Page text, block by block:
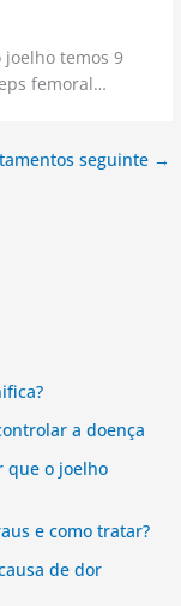
joelho temos 9
femoral…
seguinte →
a doença
que o joelho
e como tratar?
de dor